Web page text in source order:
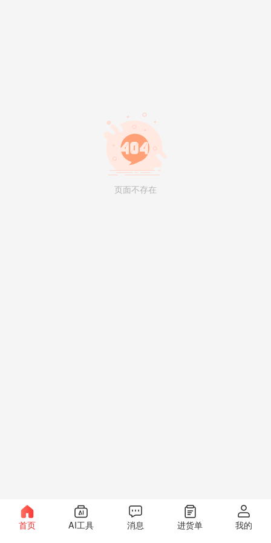
页面不存在
首页 AI工具 消息 进货单 我的